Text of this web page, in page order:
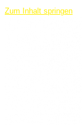
Zum Inhalt springen